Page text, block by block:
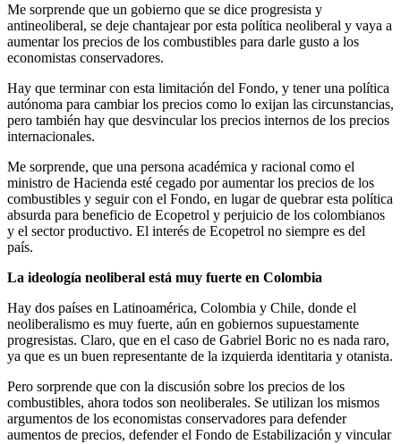
Me sorprende que un gobierno que se dice progresista y
antineoliberal, se deje chantajear por esta política neoliberal y vaya a
aumentar los precios de los combustibles para darle gusto a los
economistas conservadores.
Hay que terminar con esta limitación del Fondo, y tener una política
autónoma para cambiar los precios como lo exijan las circunstancias,
pero también hay que desvincular los precios internos de los precios
internacionales.
Me sorprende, que una persona académica y racional como el
ministro de Hacienda esté cegado por aumentar los precios de los
combustibles y seguir con el Fondo, en lugar de quebrar esta política
absurda para beneficio de Ecopetrol y perjuicio de los colombianos
y el sector productivo. El interés de Ecopetrol no siempre es del
país.
La ideología neoliberal está muy fuerte en Colombia
Hay dos países en Latinoamérica, Colombia y Chile, donde el
neoliberalismo es muy fuerte, aún en gobiernos supuestamente
progresistas. Claro, que en el caso de Gabriel Boric no es nada raro,
ya que es un buen representante de la izquierda identitaria y otanista.
Pero sorprende que con la discusión sobre los precios de los
combustibles, ahora todos son neoliberales. Se utilizan los mismos
argumentos de los economistas conservadores para defender
aumentos de precios, defender el Fondo de Estabilización y vincular